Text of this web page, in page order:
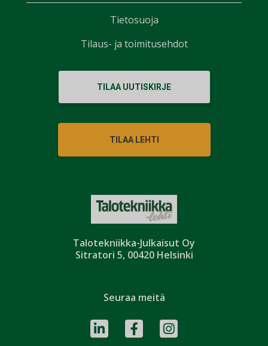
Talotekniikka-Julkaisut Oy
Sitratori 5, 00420 Helsinki
TILAA UUTISKIRJE
TILAA LEHTI
Seuraa meitä
Tietosuoja
Tilaus- ja toimitusehdot